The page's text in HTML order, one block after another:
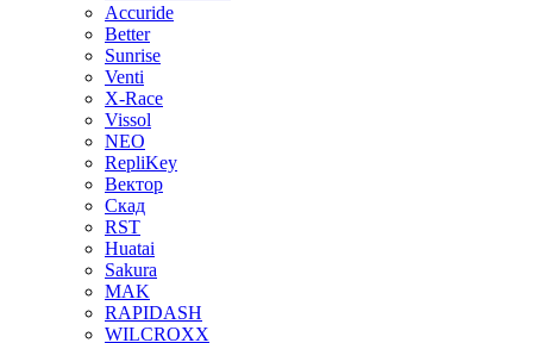
Accuride
Better
Sunrise
Venti
X-Race
Vissol
NEO
RepliKey
Вектор
Скад
RST
Huatai
Sakura
MAK
RAPIDASH
WILCROXX